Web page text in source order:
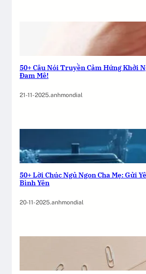
50+ Câu Nói Truyền Cảm Hứng Khởi
Đam Mê!
21-11-2025.anhmondial
50+ Lời Chúc Ngủ Ngon Cha Mẹ: Gửi
Bình Yên
20-11-2025.anhmondial